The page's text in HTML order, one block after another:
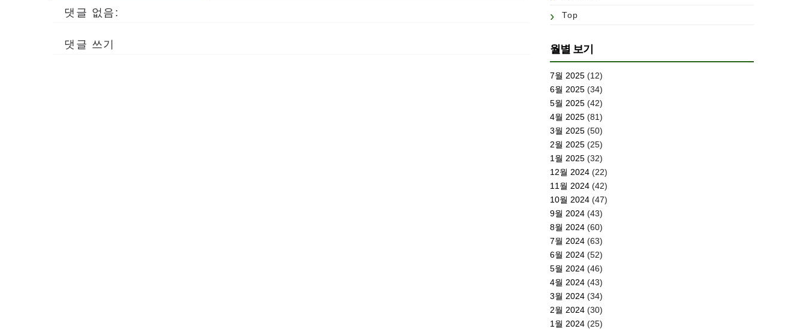
댓글 없음:
댓글 쓰기
Top
월별 보기
7월 2025 (12)
6월 2025 (34)
5월 2025 (42)
4월 2025 (81)
3월 2025 (50)
2월 2025 (25)
1월 2025 (32)
12월 2024 (22)
11월 2024 (42)
10월 2024 (47)
9월 2024 (43)
8월 2024 (60)
7월 2024 (63)
6월 2024 (52)
5월 2024 (46)
4월 2024 (43)
3월 2024 (34)
2월 2024 (30)
1월 2024 (25)